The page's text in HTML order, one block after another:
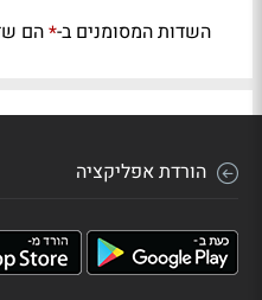
השדות המסומנים ב-*הם
הורדת אפליקציה